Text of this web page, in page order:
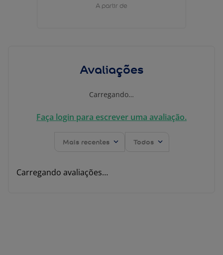
A partir de
Avaliações
Carregando…
Faça login para escrever uma avaliação.
Mais recentes Todos
Carregando avaliações…